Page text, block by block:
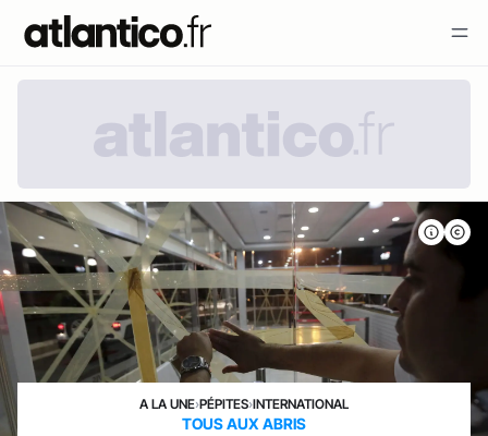
A LA UNE›PÉPITES›INTERNATIONAL
TOUS AUX ABRIS